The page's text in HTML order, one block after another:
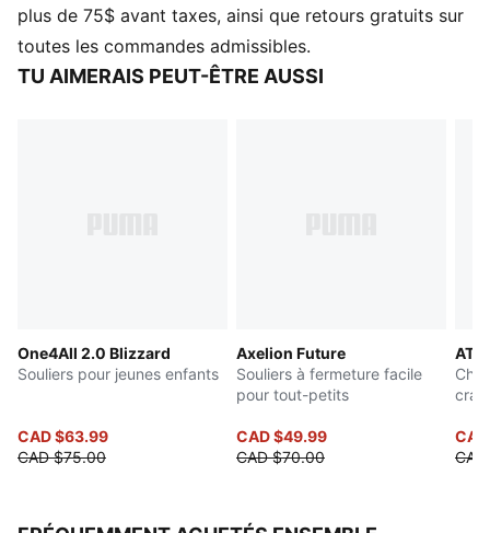
mène. Ces chaussures de sport apportent l'énergie du
bord de piste à leurs mouvements quotidiens. Une tige
épurée et des détails perforés incarnent le pur style
entre 4 et 8 ans
plus de 75$ avant taxes, ainsi que retours gratuits sur
toutes les commandes admissibles.
TU AIMERAIS PEUT-ÊTRE AUSSI
One4All 2.0 Blizzard
Souliers pour jeunes enfants
CAD $63.99
CAD $75.00
Axelion Future
Souliers à fermeture facile
pour tout-petits
CAD $49.99
CAD $70.00